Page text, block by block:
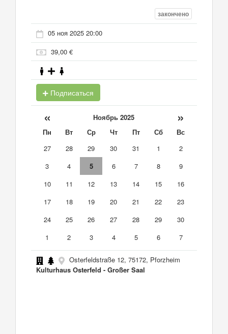
закончено
05 ноя 2025 20:00
39,00 €
Подписаться
« Ноябрь 2025 »
Пн Вт Ср Чт Пт Сб
Вс
27
28 29 30 31 1
2
3
4 5 6 7 8
9
10
11 12 13 14 15
16
17
18 19 20 21 22
23
24
25 26 27 28 29
30
1
2 3 4 5 6 7
Osterfeldstraße 12, 75172, Pforzheim
Kulturhaus Osterfeld - Großer Saal